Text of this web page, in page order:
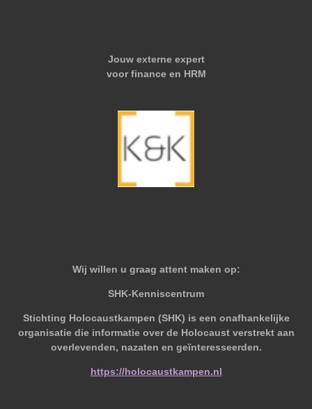
Jouw externe expert
voor finance en HRM
Wij willen u graag attent maken op:
SHK-Kenniscentrum
Stichting Holocaustkampen (SHK) is een onafhankelijke
organisatie die informatie over de Holocaust verstrekt aan
overlevenden, nazaten en geïnteresseerden.
https://holocaustkampen.nl